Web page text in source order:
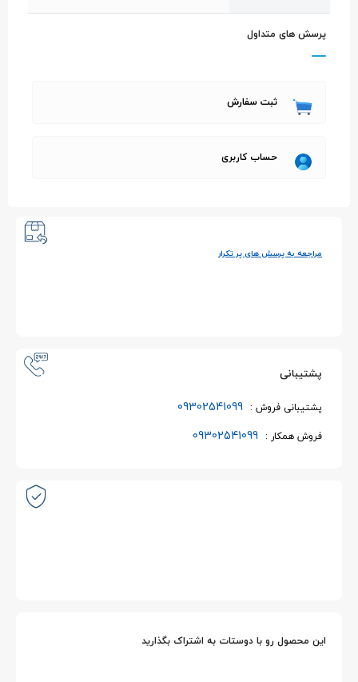
پرسش های متداول
ثبت سفارش
حساب کاربری
مراجعه به پرسش های پر تکرار
پشتیبانی
پشتیبانی فروش : 09302541099
فروش همکار : 09302541099
این محصول رو با دوستات به اشتراک بگذارید